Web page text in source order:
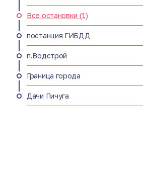
Все остановки (1)
постанция ГИБДД
п.Водстрой
Граница города
Дачи Пичуга